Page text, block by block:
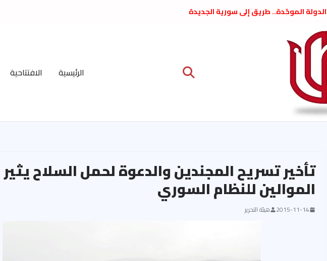
الدولة الموحّدة.. طريق إلى سورية الجديدة
تعزية بوفاة المناضل حسن عبدالعظيم الأمين
العام السابق لحزب الاتحاد الاشتراكي العربي
الديمقراطي
بلاغ صادر عن اجتماع اللجنة المركزية نيسان
الحرب الأمريكية الإسرائيلية على نظام الملالي
في إيران .. بيان من حزب الشعب الديمقراطي
السوري
الرئيسية الافتتاحية
تأخير تسريح المجندين والدعوة لحمل السلاح
الموالين للنظام السوري
2015-11-14 هيئة التحرير